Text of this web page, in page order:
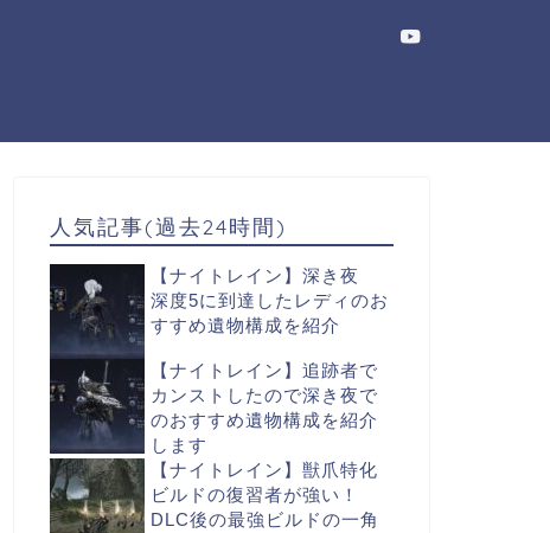
人気記事(過去24時間)
【ナイトレイン】深き夜
深度5に到達したレディのお
すすめ遺物構成を紹介
【ナイトレイン】追跡者で
カンストしたので深き夜で
のおすすめ遺物構成を紹介
します
【ナイトレイン】獣爪特化
ビルドの復習者が強い！
DLC後の最強ビルドの一角